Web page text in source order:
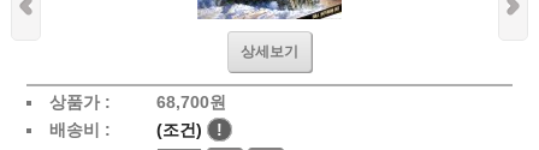
상세보기
상품가 : 68,700원
배송비 :
(조건)
!